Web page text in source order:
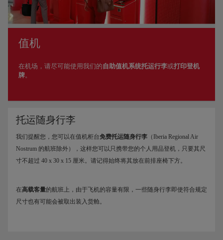
值机
在机场，请尽可能使用我们的 自助值机系统托运行李或打印登机
牌。
托运随身行李
我们提醒您，您可以在值机柜台免费托运随身行李 （Iberia Regional Air
Nostrum 的航班除外），这样您可以只携带您的个人用品登机，只要其尺
寸不超过 40 x 30 x 15 厘米。请记得始终将其放在前排座椅下方。
在高载客量的航班上，由于飞机的容量有限，一些随身行李即使符合规定
尺寸也有可能会被取出装入货舱。